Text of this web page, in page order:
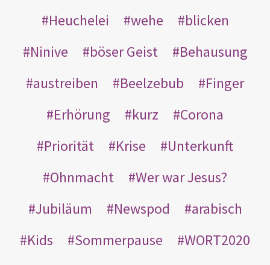
Heuchelei wehe
blicken
Ninive
böser Geist
Behausung
austreiben
Beelzebub
Finger
Erhörung
kurz
Corona
Priorität
Krise
Unterkunft
Ohnmacht
Wer war Jesus?
Jubiläum
Newspod
arabisch
Kids
Sommerpause
WORT2020